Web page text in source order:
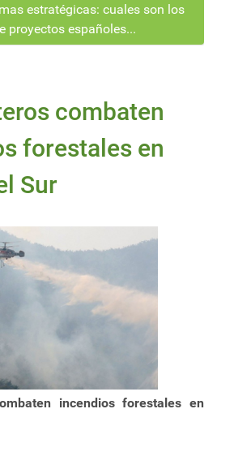
estratégicas: cuales son los
proyectos españoles...
combaten
forestales en
Sur
incendios forestales en